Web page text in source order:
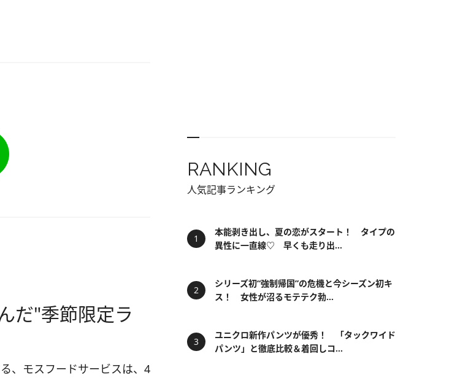
だ"季節限定ラ
、モスフードサービスは、4
RANKING
人気記事ランキング
本能剥き出し、夏の恋がスタート！ タイプの
異性に一直線♡ 早くも走り出...
シリーズ初“強制帰国”の危機と今シーズン初キ
ス！ 女性が沼るモテテク勃...
ユニクロ新作パンツが優秀！ 「タックワイド
パンツ」と徹底比較＆着回しコ...